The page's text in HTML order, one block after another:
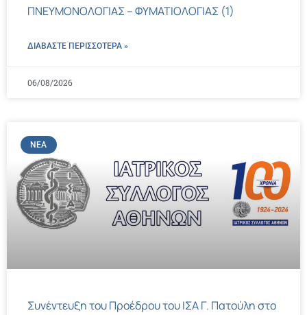
ΠΝΕΥΜΟΝΟΛΟΓΙΑΣ – ΦΥΜΑΤΙΟΛΟΓΙΑΣ (1)
ΔΙΑΒΑΣΤΕ ΠΕΡΙΣΣΌΤΕΡΑ »
06/08/2026
ΝΈΑ
Συνέντευξη του Προέδρου του ΙΣΑ Γ. Πατούλη στο